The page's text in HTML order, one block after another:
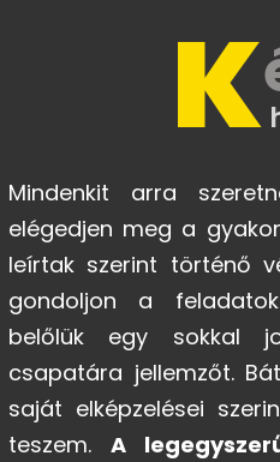
K
Mindenkit arra
elégedjen meg a
leírtak szerint történő
gondoljon a
belőlük egy sokkal
csapatára jellemzőt.
saját elképzelései
teszem. A